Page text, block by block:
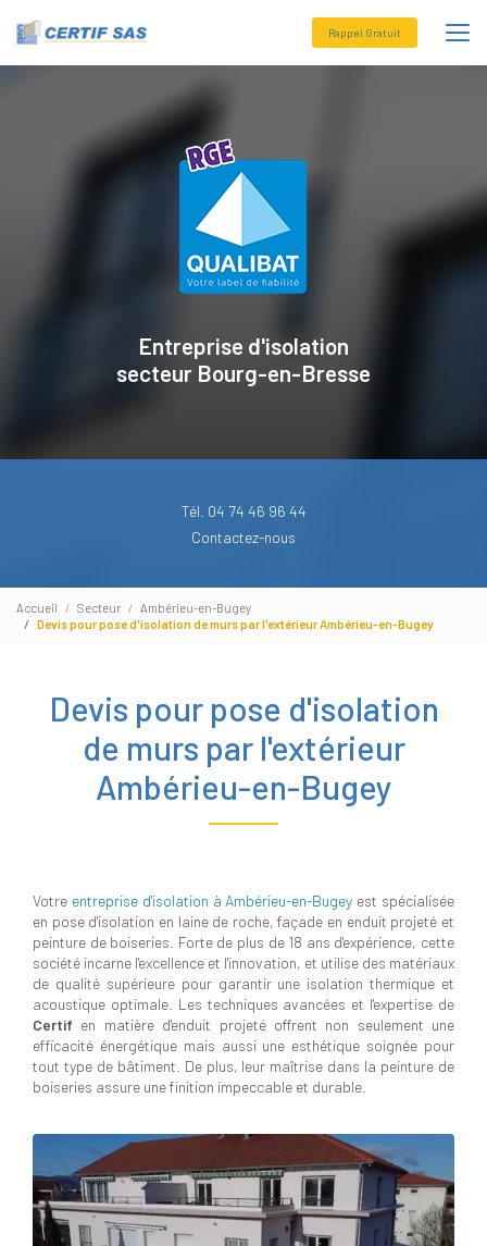
Rappel Gratuit
Entreprise d'isolation
secteurBourg-en-Bresse
Tél. 04 74 46 96 44
Contactez-nous
Accueil Secteur
Ambérieu-en-Bugey
Devis pour pose d'isolation de murs par l'extérieur Ambérieu-en-Bugey
Devis pour pose d'isolation
de murs par l'extérieur
Ambérieu-en-Bugey
Votre entreprise d'isolation à Ambérieu-en-Bugey est spécialisée
en pose d'isolation en laine de roche, façade en enduit projeté et
peinture de boiseries. Forte de plus de 18 ans d'expérience, cette
société incarne l'excellence et l'innovation, et utilise des matériaux
de qualité supérieure pour garantir une isolation thermique et
acoustique optimale. Les techniques avancées et l'expertise de
Certif en matière d'enduit projeté offrent non seulement une
efficacité énergétique mais aussi une esthétique soignée pour
tout type de bâtiment. De plus, leur maîtrise dans la peinture de
boiseries assure une finition impeccable et durable.